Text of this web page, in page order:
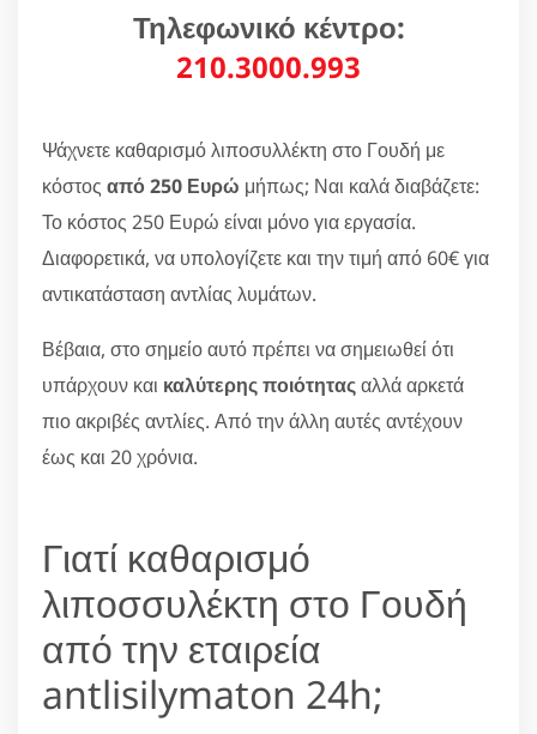
Τηλεφωνικό κέντρο:
210.3000.993
Ψάχνετε καθαρισμό λιποσυλλέκτη στο Γουδή με
κόστος από 250 Ευρώ μήπως; Ναι καλά διαβάζετε:
Το κόστος 250 Ευρώ είναι μόνο για εργασία.
Διαφορετικά, να υπολογίζετε και την τιμή από 60€ για
αντικατάσταση αντλίας λυμάτων.
Βέβαια, στο σημείο αυτό πρέπει να σημειωθεί ότι
υπάρχουν και καλύτερης ποιότηταςαλλά αρκετά
πιο ακριβές αντλίες. Από την άλλη αυτές αντέχουν
έως και 20 χρόνια.
Γιατί καθαρισμό
λιποσσυλέκτη στο Γουδή
από την εταιρεία
antlisilymaton 24h;